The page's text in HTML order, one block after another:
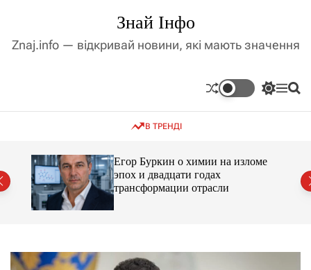
д
і
с
Знай Інфо
Znaj.info — відкривай новини, які мають значення
П
к
М П
В ТРЕНДІ
Егор Буркин о химии на изломе
эпох и двадцати годах
трансформации отрасли